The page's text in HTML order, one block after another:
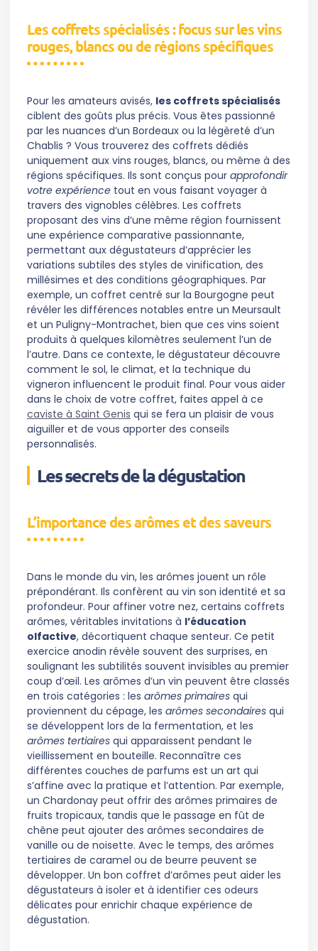
Les coffrets spécialisés : focus sur les vins
rouges, blancs ou de régions spécifiques
Pour les amateurs avisés, les coffrets spécialisés
ciblent des goûts plus précis. Vous êtes passionné
par les nuances d’un Bordeaux ou la légèreté d’un
Chablis ? Vous trouverez des coffrets dédiés
uniquement aux vins rouges, blancs, ou même à des
régions spécifiques. Ils sont conçus pour approfondir
votre expérience tout en vous faisant voyager à
travers des vignobles célèbres. Les coffrets
proposant des vins d’une même région fournissent
une expérience comparative passionnante,
permettant aux dégustateurs d’apprécier les
variations subtiles des styles de vinification, des
millésimes et des conditions géographiques. Par
exemple, un coffret centré sur la Bourgogne peut
révéler les différences notables entre un Meursault
et un Puligny-Montrachet, bien que ces vins soient
produits à quelques kilomètres seulement l’un de
l’autre. Dans ce contexte, le dégustateur découvre
comment le sol, le climat, et la technique du
vigneron influencent le produit final. Pour vous aider
dans le choix de votre coffret, faites appel à ce
caviste à Saint Genis qui se fera un plaisir de vous
aiguiller et de vous apporter des conseils
personnalisés.
Les secrets de la dégustation
L’importance des arômes et des saveurs
Dans le monde du vin, les arômes jouent un rôle
prépondérant. Ils confèrent au vin son identité et sa
profondeur. Pour affiner votre nez, certains coffrets
arômes, véritables invitations à l’éducation
olfactive, décortiquent chaque senteur. Ce petit
exercice anodin révèle souvent des surprises, en
soulignant les subtilités souvent invisibles au premier
coup d’œil. Les arômes d’un vin peuvent être classés
en trois catégories : les arômes primaires qui
proviennent du cépage, les arômes secondaires qui
se développent lors de la fermentation, et les
arômes tertiaires qui apparaissent pendant le
vieillissement en bouteille. Reconnaître ces
différentes couches de parfums est un art qui
s’affine avec la pratique et l’attention. Par exemple,
un Chardonay peut offrir des arômes primaires de
fruits tropicaux, tandis que le passage en fût de
chêne peut ajouter des arômes secondaires de
vanille ou de noisette. Avec le temps, des arômes
tertiaires de caramel ou de beurre peuvent se
développer. Un bon coffret d’arômes peut aider les
dégustateurs à isoler et à identifier ces odeurs
délicates pour enrichir chaque expérience de
dégustation.